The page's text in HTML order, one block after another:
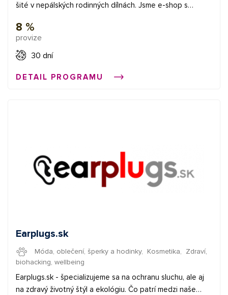
šité v nepálských rodinných dílnách. Jsme e-shop s
rádi pomáháme Nepálu. Navrhujeme vlastní potisky, které
jinde nenajdete!
8 %
provize
30 dní
DETAIL PROGRAMU
Earplugs.sk
Móda, oblečení, šperky a hodinky, Kosmetika, Zdraví,
biohacking, wellbeing
Earplugs.sk - špecializujeme sa na ochranu sluchu, ale aj
na zdravý životný štýl a ekológiu. Čo patrí medzi naše